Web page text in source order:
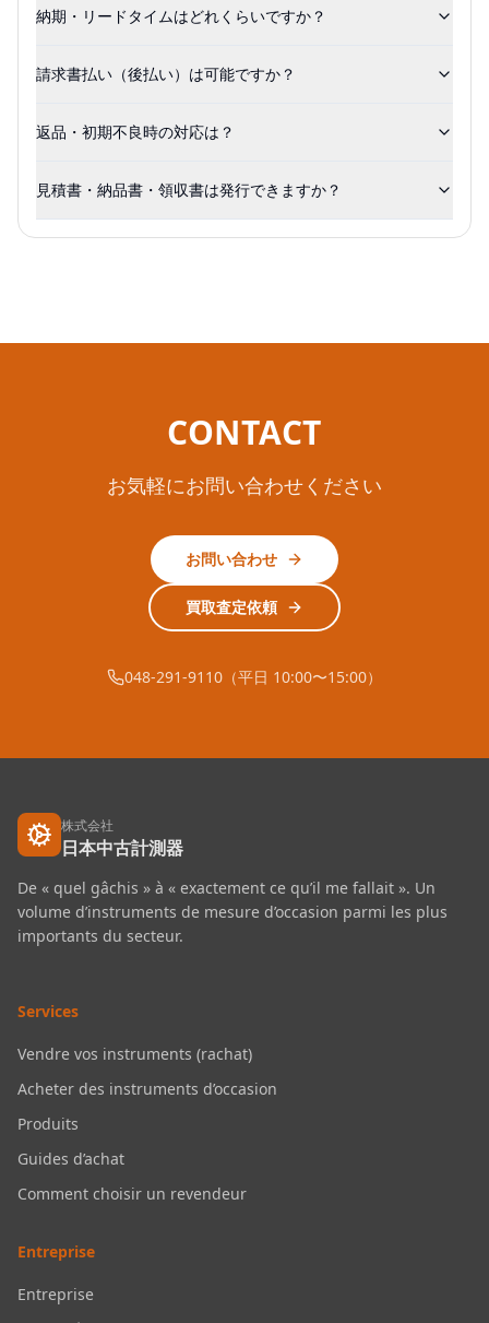
納期・リードタイムはどれくらいですか？
請求書払い（後払い）は可能ですか？
返品・初期不良時の対応は？
見積書・納品書・領収書は発行できますか？
CONTACT
お気軽にお問い合わせください
お問い合わせ
買取査定依頼
048-291-9110（平日 10:00〜15:00）
株式会社
日本中古計測器
De « quel gâchis » à « exactement ce qu’il me fallait ». Un
volume d’instruments de mesure d’occasion parmi les plus
importants du secteur.
Services
Vendre vos instruments (rachat)
Acheter des instruments d’occasion
Produits
Guides d’achat
Comment choisir un revendeur
Entreprise
Entreprise